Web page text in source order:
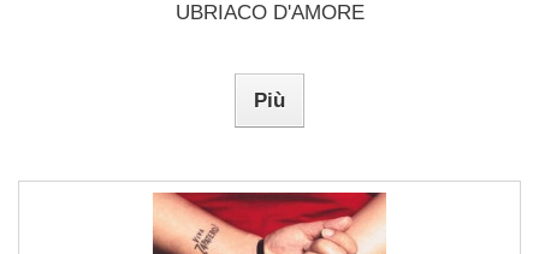
UBRIACO D'AMORE
Più